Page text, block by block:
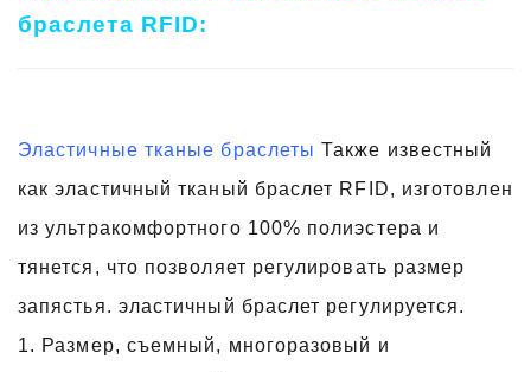
браслета RFID:
Эластичные тканые браслеты Также известный
как эластичный тканый браслет RFID, изготовлен
из ультракомфортного 100% полиэстера и
тянется, что позволяет регулировать размер
запястья. эластичный браслет регулируется.
1. Размер, съемный, многоразовый и